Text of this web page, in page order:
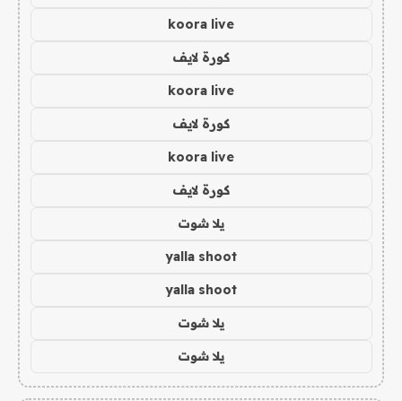
koora live
كورة لايف
koora live
كورة لايف
koora live
كورة لايف
يلا شوت
yalla shoot
yalla shoot
يلا شوت
يلا شوت